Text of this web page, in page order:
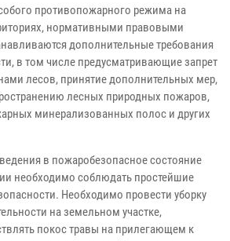
противопожарного режима на
нормативными правовыми
дополнительные требования
в том числе предусматривающие запрет
лесов, принятие дополнительных мер,
лесных природных пожаров,
минерализованных полос и других
в пожаробезопасное состояние
необходимо соблюдать простейшие
Необходимо провести уборку
на земельном участке,
покос травы на прилегающем к